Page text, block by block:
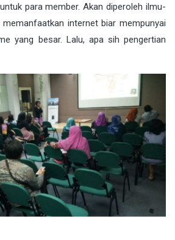
para member. Akan diperoleh ilmu-
internet biar mempunyai
yang besar. Lalu, apa sih pengertian